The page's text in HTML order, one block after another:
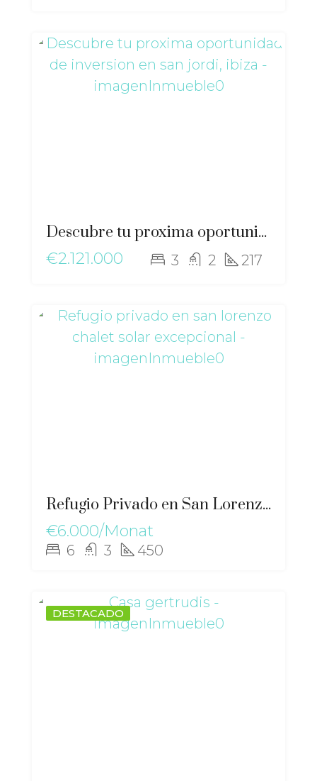
Descubre tu proxima oportunidad de inversion en San Jordi, Ibiza – gz-2563
€2.121.000
3 2 217
Refugio Privado en San Lorenzo Chalet Solar Excepcional – gz-2562
€6.000/Monat
6 3 450
DESTACADO